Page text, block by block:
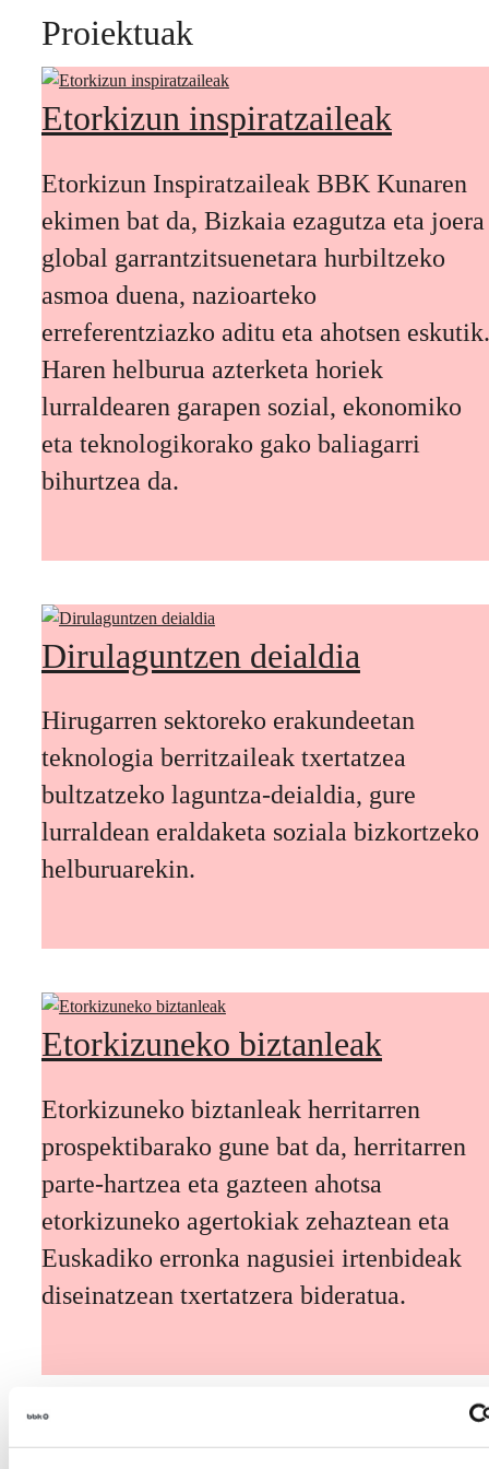
Proiektuak
Etorkizun inspiratzaileak
Etorkizun Inspiratzaileak BBK Kunaren
ekimen bat da, Bizkaia ezagutza eta joera
global garrantzitsuenetara hurbiltzeko
asmoa duena, nazioarteko
erreferentziazko aditu eta ahotsen eskutik.
Haren helburua azterketa horiek
lurraldearen garapen sozial, ekonomiko
eta teknologikorako gako baliagarri
bihurtzea da.
Dirulaguntzen deialdia
Hirugarren sektoreko erakundeetan
teknologia berritzaileak txertatzea
bultzatzeko laguntza-deialdia, gure
lurraldean eraldaketa soziala bizkortzeko
helburuarekin.
Etorkizuneko biztanleak
Etorkizuneko biztanleak herritarren
prospektibarako gune bat da, herritarren
parte-hartzea eta gazteen ahotsa
etorkizuneko agertokiak zehaztean eta
Euskadiko erronka nagusiei irtenbideak
diseinatzean txertatzera bideratua.